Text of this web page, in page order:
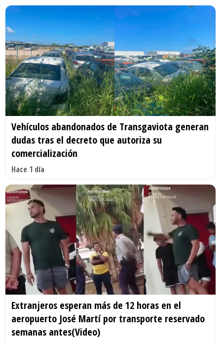
Vehículos abandonados de Transgaviota generan
dudas tras el decreto que autoriza su
comercialización
Hace 1 día
Extranjeros esperan más de 12 horas en el
aeropuerto José Martí por transporte reservado
semanas antes(Video)